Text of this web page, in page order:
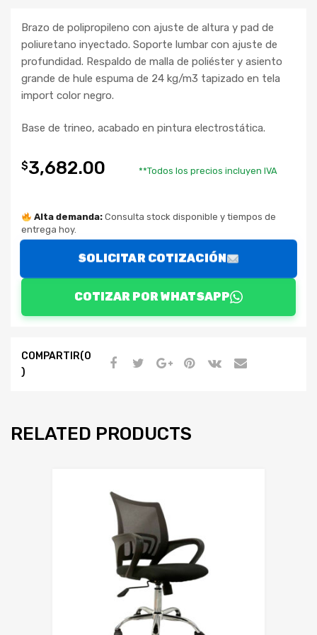
Brazo de polipropileno con ajuste de altura y pad de
poliuretano inyectado. Soporte lumbar con ajuste de
profundidad. Respaldo de malla de poliéster y asiento
grande de hule espuma de 24 kg/m3 tapizado en tela
import color negro.
Base de trineo, acabado en pintura electrostática.
$3,682.00 **Todos los precios incluyen IVA
Alta demanda:Consulta stock disponible y tiempos de
entrega hoy.
SOLICITAR COTIZACIÓN
COTIZAR POR WHATSAPP
COMPARTIR(0
)
RELATED PRODUCTS